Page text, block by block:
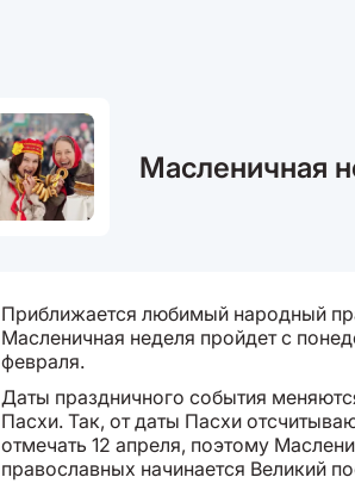
Масленичная
Приближается любимый народный
Масленичная неделя пройдет с
февраля.
Даты праздничного события
Пасхи. Так, от даты Пасхи
отмечать 12 апреля, поэтому
православных начинается Великий